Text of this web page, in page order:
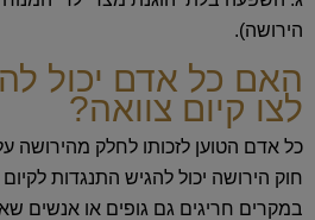
הירושה).
האם כל אדם יכול
לצו קיום צוואה?
כל אדם הטוען לזכותו לחלק מהירושה
חוק הירושה יכול להגיש התנגדות לקיום
במקרים חריגים גם גופים או אנשים